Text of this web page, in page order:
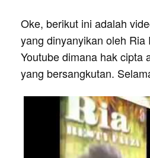
Oke, berikut ini adalah
yang dinyanyikan oleh
Youtube dimana hak cipta
yang bersangkutan.